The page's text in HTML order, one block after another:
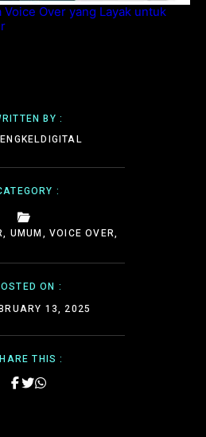
BY :
:
, UMUM,VOICE OVER,
ON :
13, 2025
THIS :
Over yang Layak untuk